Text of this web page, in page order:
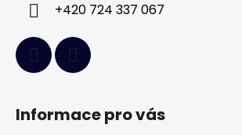
+420 724 337 067
Informace pro vás